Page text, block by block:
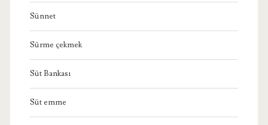
Sünnet
Sürme çekmek
Süt Bankası
Süt emme